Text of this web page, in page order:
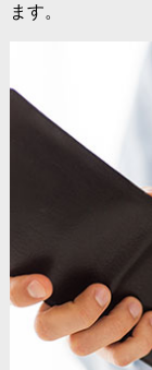
ます。